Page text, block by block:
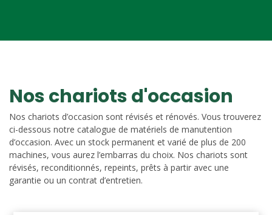
Nos chariots d'occasion
Nos chariots d’occasion sont révisés et rénovés. Vous trouverez
ci-dessous notre catalogue de matériels de manutention
d’occasion. Avec un stock permanent et varié de plus de 200
machines, vous aurez l’embarras du choix. Nos chariots sont
révisés, reconditionnés, repeints, prêts à partir avec une
garantie ou un contrat d’entretien.